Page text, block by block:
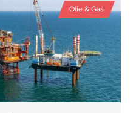
Olie & Gas